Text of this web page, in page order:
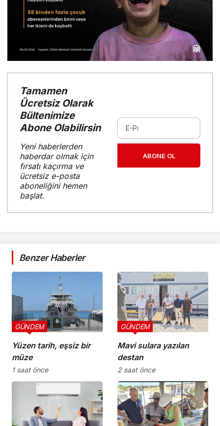
Tamamen
Ücretsiz Olarak
Bültenimize
Abone Olabilirsin
Yeni haberlerden
haberdar olmak için
fırsatı kaçırma ve
ücretsiz e-posta
aboneliğini hemen
başlat.
ABONE OL
Benzer Haberler
Yüzen tarih, eşsiz bir
müze
GÜNDEM
1 saat önce
Mavi sulara yazılan
destan
GÜNDEM
2 saat önce